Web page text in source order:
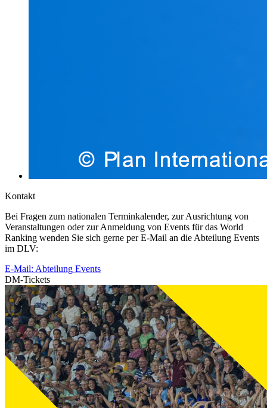
Kontakt
Bei Fragen zum nationalen Terminkalender, zur Ausrichtung von
Veranstaltungen oder zur Anmeldung von Events für das World
Ranking wenden Sie sich gerne per E-Mail an die Abteilung Events
im DLV:
E-Mail: Abteilung Events
DM-Tickets